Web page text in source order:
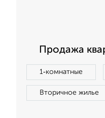
Продажа
1‑комнатные
Вторичное жилье